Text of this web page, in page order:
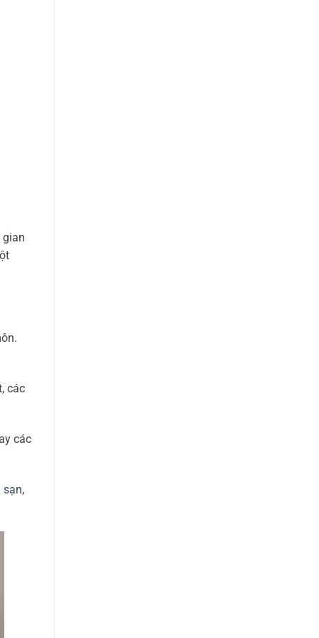
gian
các
các
sạn,